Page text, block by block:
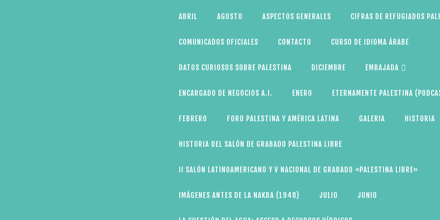
ABRIL AGOSTO ASPECTOS GENERALES CIFRAS DE REFUGIADOS
COMUNICADOS OFICIALES CONTACTO CURSO DE IDIOMA ÁRABE
DATOS CURIOSOS SOBRE PALESTINA DICIEMBRE EMBAJADA
ENCARGADO DE NEGOCIOS A.I. ENERO ETERNAMENTE PALESTINA
FEBRERO FORO PALESTINA Y AMÉRICA LATINA GALERIA HISTORIA
HISTORIA DEL SALÓN DE GRABADO PALESTINA LIBRE
II SALÓN LATINOAMERICANO Y V NACIONAL DE GRABADO «PALESTINA LIBRE»
IMÁGENES ANTES DE LA NAKBA (1948) JULIO JUNIO